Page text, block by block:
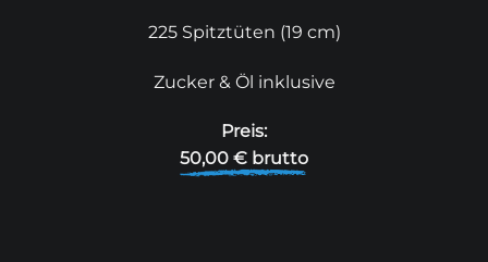
225 Spitztüten (19 cm)
Zucker & Öl inklusive
Preis:
50,00 € brutto